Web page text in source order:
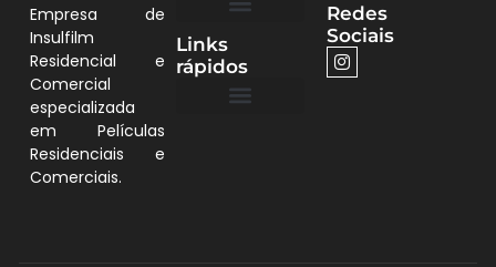
Empresa de
Insulfilm
Residencial e
Comercial
especializada
em Películas
Residenciais e
Comerciais.
Links
rápidos
Redes
Sociais